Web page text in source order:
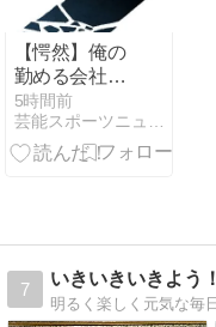
【愕然】俺の
勤める会社、
ガチでヤバす
ぎ
る・・・・・・
5時間前
芸能スポーツニュース今日速2ch
7
いきいきいきよう！